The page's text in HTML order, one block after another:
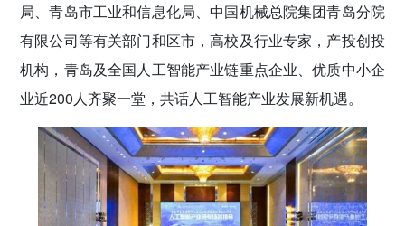
局、青岛市工业和信息化局、中国机械总院集团青岛分院
有限公司等有关部门和区市，高校及行业专家，产投创投
机构，青岛及全国人工智能产业链重点企业、优质中小企
业近200人齐聚一堂，共话人工智能产业发展新机遇。